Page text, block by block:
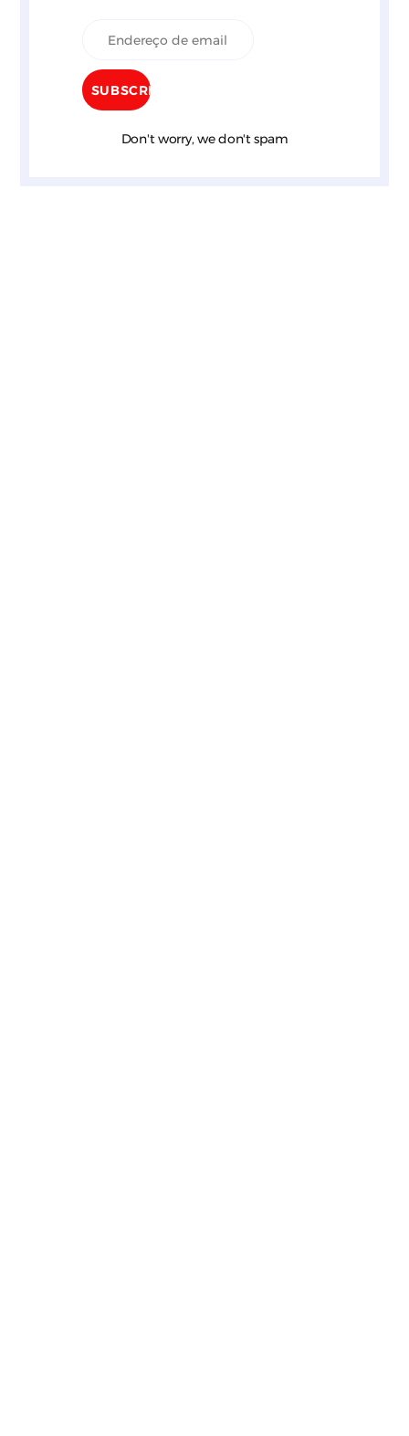
Don't worry, we don't spam